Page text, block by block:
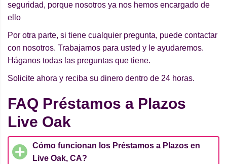
seguridad, porque nosotros ya nos hemos encargado de
ello
Por otra parte, si tiene cualquier pregunta, puede contactar
con nosotros. Trabajamos para usted y le ayudaremos.
Háganos todas las preguntas que tiene.
Solicite ahora y reciba su dinero dentro de 24 horas.
FAQ Préstamos a Plazos
Live Oak
Cómo funcionan los Préstamos a Plazos en
Live Oak, CA?